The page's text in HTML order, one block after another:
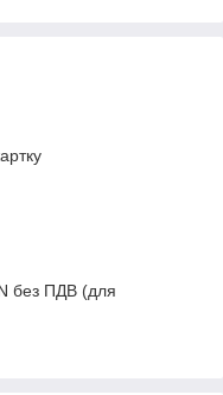
без ПДВ (для